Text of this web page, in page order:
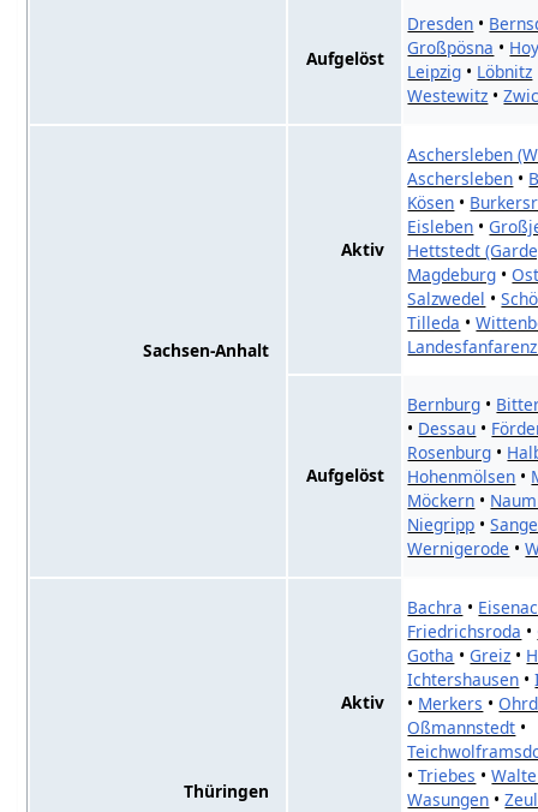
Aufgelöst
Dresden •
Großpösna •
Leipzig • Löbnitz
Westewitz •
Sachsen-Anhalt
Aktiv
Aschersleben
Aschersleben •
Kösen •
Eisleben •
Hettstedt
Magdeburg •
Salzwedel •
Tilleda •
Aufgelöst
Bernburg •
• Dessau •
Rosenburg •
Hohenmölsen •
Möckern •
Niegripp •
Wernigerode •
Thüringen
Aktiv
Bachra •
Friedrichsroda •
Gotha •Greiz •
Ichtershausen •
• Merkers •
Oßmannstedt •
•Triebes •
Wasungen •